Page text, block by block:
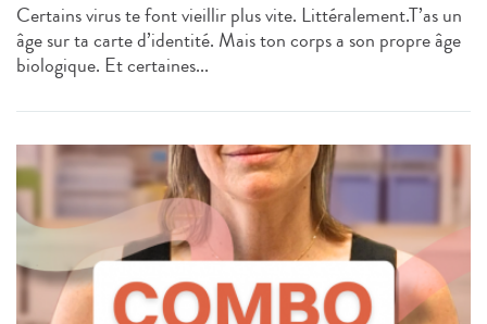
Certains virus te font vieillir plus vite. Littéralement.T’as un
âge sur ta carte d’identité. Mais ton corps a son propre âge
biologique. Et certaines...